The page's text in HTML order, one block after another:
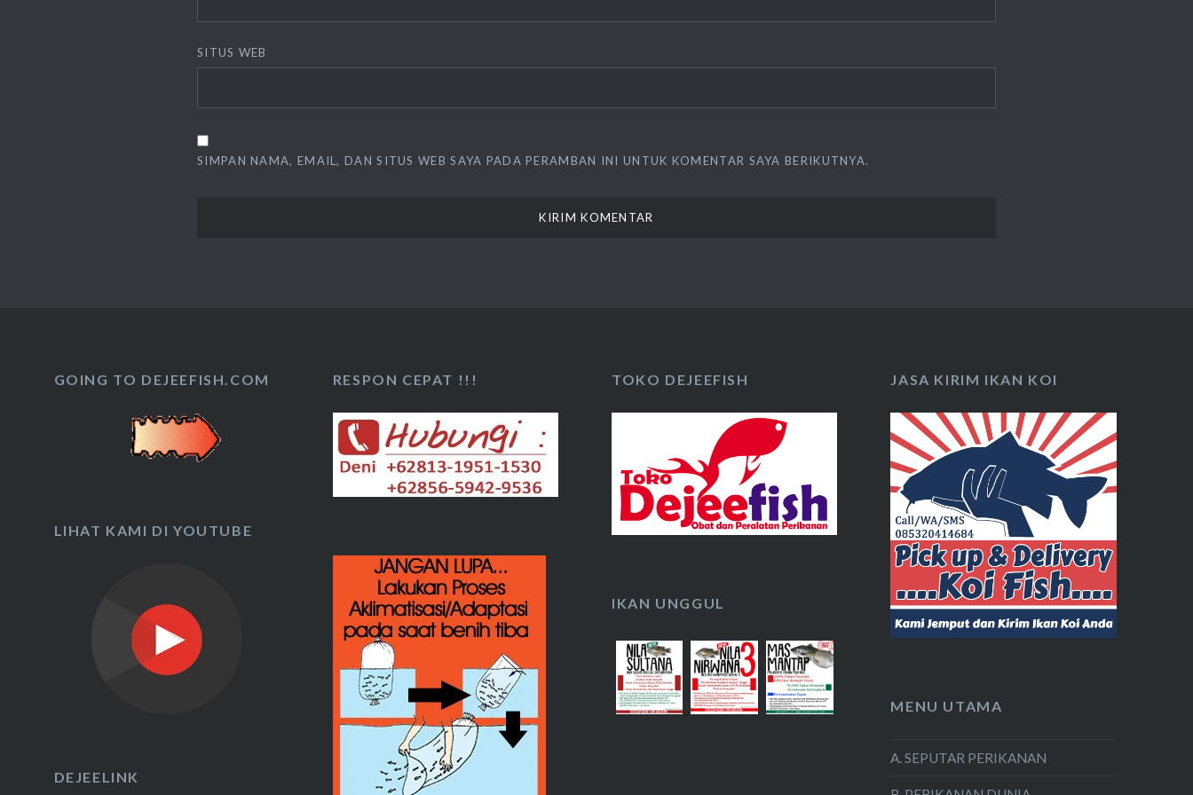
SITUS WEB
SIMPAN NAMA, EMAIL, DAN SITUS WEB SAYA PADA PERAMBAN INI UNTUK KOMENTAR SAYA BERIKUTNYA.
GOING TO DEJEEFISH.COM RESPON CEPAT !!! TOKO DEJEEFISH JASA KIRIM IKAN KOI
LIHAT KAMI DI YOUTUBE
IKAN UNGGUL
MENU UTAMA
A. SEPUTAR PERIKANAN
DEJEELINK